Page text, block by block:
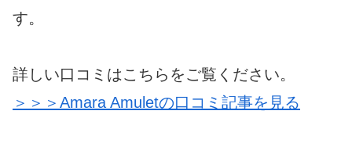
す。
詳しい口コミはこちらをご覧ください。
＞＞＞Amara Amuletの口コミ記事を見る